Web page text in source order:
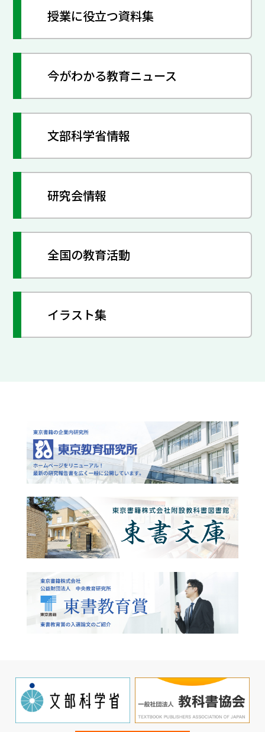
授業に役立つ資料集
今がわかる教育ニュース
文部科学省情報
研究会情報
全国の教育活動
イラスト集